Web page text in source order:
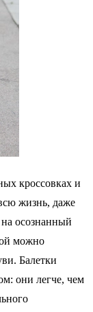
кроссовках и
жизнь, даже
осознанный
можно
Балетки
они легче, чем